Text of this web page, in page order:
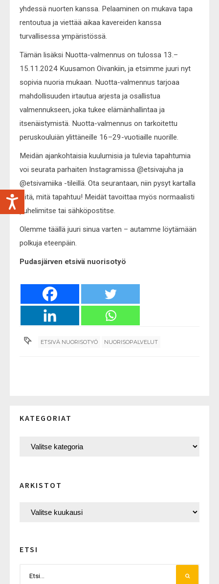
yhdessä nuorten kanssa. Pelaaminen on mukava tapa
rentoutua ja viettää aikaa kavereiden kanssa
turvallisessa ympäristössä.
Tämän lisäksi Nuotta-valmennus on tulossa 13.–
15.11.2024 Kuusamon Oivankiin, ja etsimme juuri nyt
sopivia nuoria mukaan. Nuotta-valmennus tarjoaa
mahdollisuuden irtautua arjesta ja osallistua
valmennukseen, joka tukee elämänhallintaa ja
itsenäistymistä. Nuotta-valmennus on tarkoitettu
peruskouluiän ylittäneille 16–29-vuotiaille nuorille.
Meidän ajankohtaisia kuulumisia ja tulevia tapahtumia
voi seurata parhaiten Instagramissa @etsivajuha ja
@etsivamiika -tileillä. Ota seurantaan, niin pysyt kartalla
siitä, mitä tapahtuu! Meidät tavoittaa myös normaalisti
puhelimitse tai sähköpostitse.
Olemme täällä juuri sinua varten – autamme löytämään
polkuja eteenpäin.
Pudasjärven etsivä nuorisotyö
ETSIVÄ NUORISOTYÖ NUORISOPALVELUT
KATEGORIAT
ARKISTOT
ETSI